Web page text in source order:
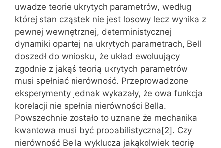
uwadze teorie ukrytych parametrów, według
której stan cząstek nie jest losowy lecz wynika z
pewnej wewnętrznej, deterministycznej
dynamiki opartej na ukrytych parametrach, Bell
doszedł do wniosku, że układ ewoluujący
zgodnie z jakąś teorią ukrytych parametrów
musi spełniać nierówność. Przeprowadzone
eksperymenty jednak wykazały, że owa funkcja
korelacji nie spełnia nierówności Bella.
Powszechnie zostało to uznane że mechanika
kwantowa musi być probabilistyczna[2]. Czy
nierówność Bella wyklucza jakąkolwiek teorię